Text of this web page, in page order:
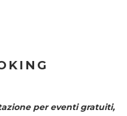
per eventi gratuiti,